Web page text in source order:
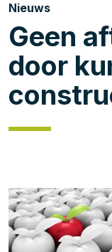
Nieuws
Geen
door